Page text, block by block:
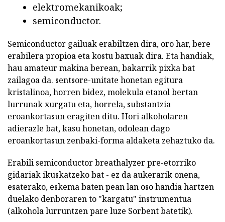
elektromekanikoak;
semiconductor.
Semiconductor gailuak erabiltzen dira, oro har, bere
erabilera propioa eta kostu baxuak dira. Eta handiak,
hau amateur makina berean, bakarrik pixka bat
zailagoa da. sentsore-unitate honetan egitura
kristalinoa, horren bidez, molekula etanol bertan
lurrunak xurgatu eta, horrela, substantzia
eroankortasun eragiten ditu. Hori alkoholaren
adierazle bat, kasu honetan, odolean dago
eroankortasun zenbaki-forma aldaketa zehaztuko da.
Erabili semiconductor breathalyzer pre-etorriko
gidariak ikuskatzeko bat - ez da aukerarik onena,
esaterako, eskema baten pean lan oso handia hartzen
duelako denboraren to "kargatu" instrumentua
(alkohola lurruntzen pare luze Sorbent batetik).